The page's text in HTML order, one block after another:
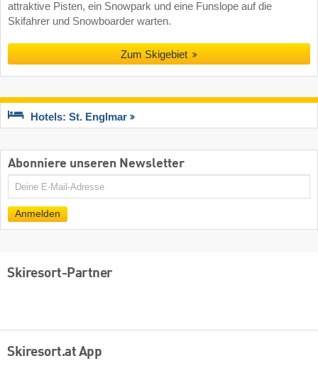
attraktive Pisten, ein Snowpark und eine Funslope auf die
Skifahrer und Snowboarder warten.
Zum Skigebiet
Hotels: St. Englmar
Abonniere unseren Newsletter
E-
Anmelden
Skiresort-Partner
Skiresort.at App